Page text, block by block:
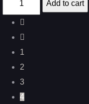
1
2
3
4